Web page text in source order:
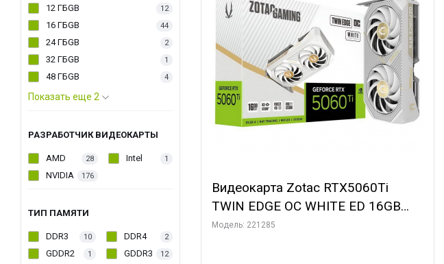
12 ГБGB 12
16 ГБGB 44
24 ГБGB 2
32 ГБGB 1
48 ГБGB 4
Показать еще 2
РАЗРАБОТЧИК ВИДЕОКАРТЫ
AMD 28 Intel 1
NVIDIA 176
ТИП ПАМЯТИ
DDR3 10 DDR4 2
GDDR2 1 GDDR3 12
Видеокарта Zotac RTX5060Ti
TWIN EDGE OC WHITE ED 16GB
GDDR7 128bit 3xDP HDMI 2FAN
Модель: 221285